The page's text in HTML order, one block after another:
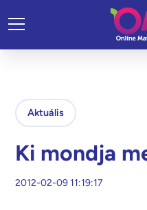
Aktuális
Ki mondja
2012-02-09 11:19:17